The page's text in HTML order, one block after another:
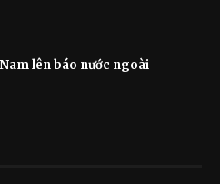
lên báo nước ngoài